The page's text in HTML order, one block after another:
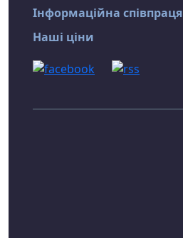
Інформаційна співпраця
Наші ціни